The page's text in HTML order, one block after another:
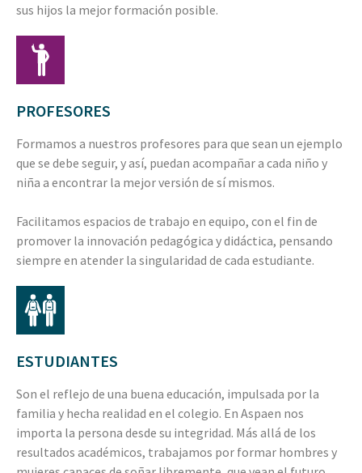
sus hijos la mejor formación posible.
PROFESORES
Formamos a nuestros profesores para que sean un ejemplo
que se debe seguir, y así, puedan acompañar a cada niño y
niña a encontrar la mejor versión de sí mismos.
Facilitamos espacios de trabajo en equipo, con el fin de
promover la innovación pedagógica y didáctica, pensando
siempre en atender la singularidad de cada estudiante.
ESTUDIANTES
Son el reflejo de una buena educación, impulsada por la
familia y hecha realidad en el colegio. En Aspaen nos
importa la persona desde su integridad. Más allá de los
resultados académicos, trabajamos por formar hombres y